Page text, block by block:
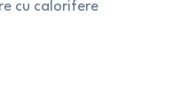
cu calorifere